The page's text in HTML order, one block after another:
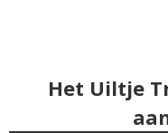
Het Uiltje